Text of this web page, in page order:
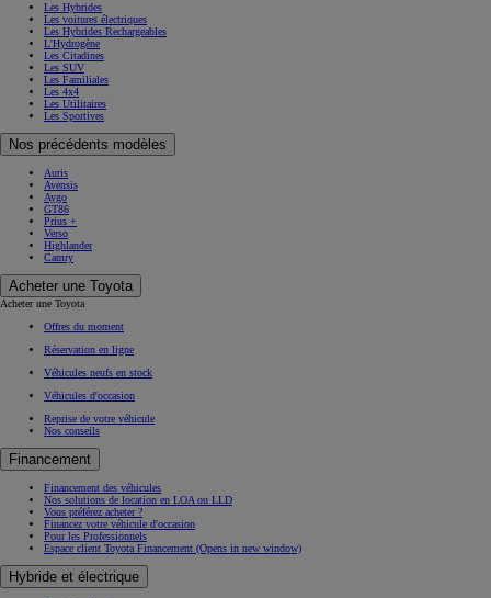
Les Hybrides
Les voitures électriques
Les Hybrides Rechargeables
L'Hydrogène
Les Citadines
Les SUV
Les Familiales
Les 4x4
Les Utilitaires
Les Sportives
Nos précédents modèles
Auris
Avensis
Aygo
GT86
Prius +
Verso
Highlander
Camry
Acheter une Toyota
Acheter une Toyota
Offres du moment
Réservation en ligne
Véhicules neufs en stock
Véhicules d'occasion
Reprise de votre véhicule
Nos conseils
Financement
Financement des véhicules
Nos solutions de location en LOA ou LLD
Vous préférez acheter ?
Financez votre véhicule d'occasion
Pour les Professionnels
Espace client Toyota Financement (Opens in new window)
Hybride et électrique